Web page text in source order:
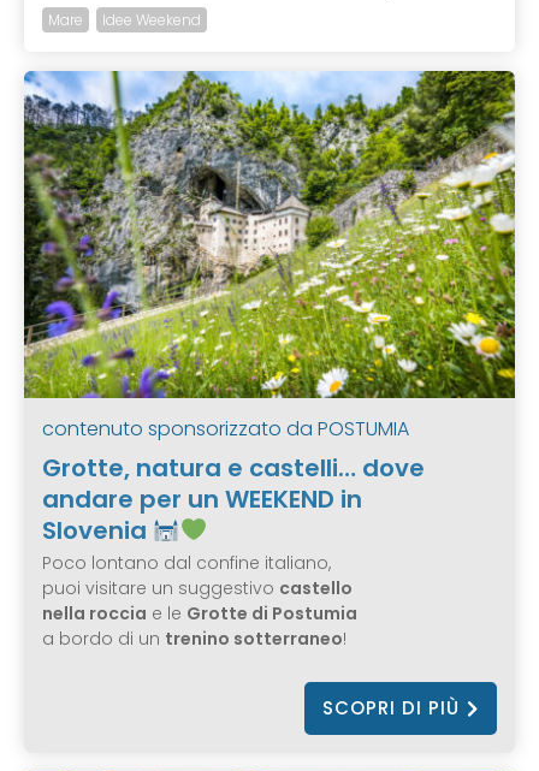
Mare Idee Weekend
contenuto sponsorizzato da POSTUMIA
Grotte, natura e castelli… dove
andare per un WEEKEND in
Slovenia
Poco lontano dal confine italiano,
puoi visitare un suggestivo castello
nella roccia e le Grotte di Postumia
a bordo di un trenino sotterraneo!
SCOPRI DI PIÙ